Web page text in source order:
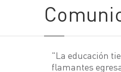
"La educación
flamantes